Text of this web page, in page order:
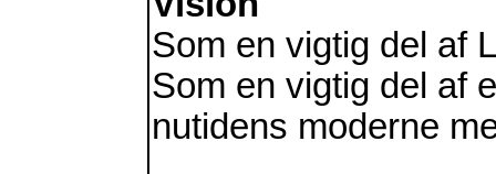
Som en vigtig del af
Som en vigtig del af
nutidens moderne